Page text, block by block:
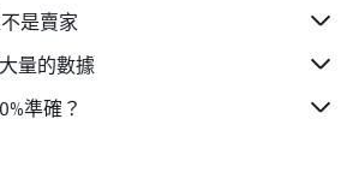
是賣家
量的數據
準確？